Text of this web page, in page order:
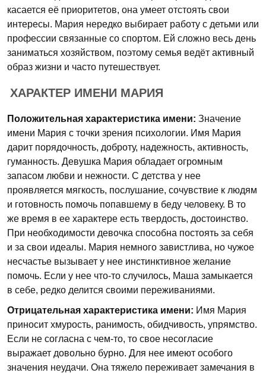
касается её приоритетов, она умеет отстоять свои
интересы. Мария нередко выбирает работу с детьми или
профессии связанные со спортом. Ей сложно весь день
заниматься хозяйством, поэтому семья ведёт активный
образ жизни и часто путешествует.
ХАРАКТЕР ИМЕНИ МАРИЯ
Положительная характеристика имени: Значение
имени Мария с точки зрения психологии. Имя Мария
дарит порядочность, доброту, надежность, активность,
гуманность. Девушка Мария обладает огромным
запасом любви и нежности. С детства у нее
проявляется мягкость, послушание, сочувствие к людям
и готовность помочь попавшему в беду человеку. В то
же время в ее характере есть твердость, достоинство.
При необходимости девочка способна постоять за себя
и за свои идеалы. Мария немного завистлива, но чужое
несчастье вызывает у нее инстинктивное желание
помочь. Если у нее что-то случилось, Маша замыкается
в себе, редко делится своими переживаниями.
Отрицательная характеристика имени: Имя Мария
приносит хмурость, ранимость, обидчивость, упрямство.
Если не согласна с чем-то, то свое несогласие
выражает довольно бурно. Для нее имеют особого
значения неудачи. Она тяжело переживает замечания в